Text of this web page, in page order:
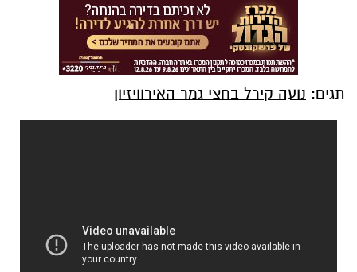
תגים: נועה קירל בחצי גמר האירוויזיון